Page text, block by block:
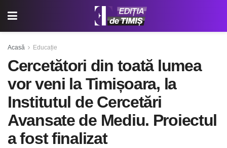
Acasă Educație
Cercetători din toată lumea
vor veni la Timișoara, la
Institutul de Cercetări
Avansate de Mediu. Proiectul
a fost finalizat